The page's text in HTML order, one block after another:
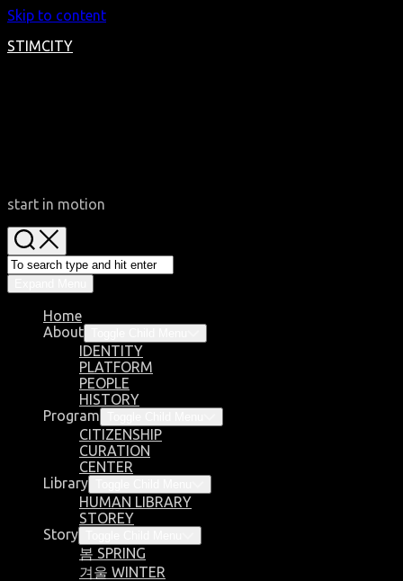
Skip to content
STIMCITY
start in motion
Home
About
IDENTITY
PLATFORM
PEOPLE
HISTORY
Program
CITIZENSHIP
CURATION
CENTER
Library
HUMAN LIBRARY
STOREY
Story
봄 SPRING
겨울 WINTER